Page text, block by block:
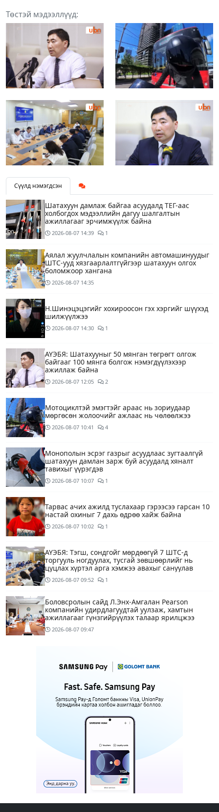
Төстэй мэдээллүүд:
Сүүлд нэмэгдсэн
Шатахуун дамлаж байгаа асуудалд ТЕГ-аас
холбогдох мэдээллийн дагуу шалгалтын
ажиллагааг эрчимжүүлж байна
2026-08-07 14:39 1
Аялал жуулчлалын компанийн автомашинуудыг
ШТС-ууд хязгаарлалтгүйгээр шатахуун олгох
боломжоор хангана
2026-08-07 14:35
Н.Шинэцэцэгийг хохироосон гэх хэргийг шүүхэд
шилжүүлжээ
2026-08-07 14:30 1
АҮЭБЯ: Шатахууныг 50 мянган төгрөгт олгож
байгааг 100 мянга болгож нэмэгдүүлэхээр
ажиллаж байна
2026-08-07 12:05 2
Мотоциклтэй эмэгтэйг араас нь зориудаар
мөргөсөн жолоочийг ажлаас нь чөлөөлжээ
2026-08-07 10:41 4
Монополын эсрэг газрыг асуудлаас зугтаалгүй
шатахуун дамлан зарж буй асуудалд хяналт
тавихыг үүрэгдэв
2026-08-07 10:07 1
Тарвас ачих ажилд туслахаар гэрээсээ гарсан 10
настай охиныг 7 дахь өдрөө хайж байна
2026-08-07 10:02 1
АҮЭБЯ: Тэгш, сондгойг мөрдөөгүй 7 ШТС-д
торгууль ногдуулах, тусгай зөвшөөрлийг нь
цуцлах хүртэл арга хэмжээ авахыг сануулав
2026-08-07 09:52 1
Боловсролын сайд Л.Энх-Амгалан Pearson
компанийн удирдлагуудтай уулзаж, хамтын
ажиллагааг гүнзгийрүүлэх талаар ярилцжээ
2026-08-07 09:47
Улаанбаатарт 29 хэм дулаан байна
2 цагийн өмнө
С.Амарсайхан: Дуусаагүй барилгад урьдчилсан
байдлаар зөвшөөрөл гэрчилгээ олгохгүй байхаар
зохион байгуулалт хий
МАРГААШ: Улаанбаатарт 29 хэм дулаан байна
13 цагийн өмнө
МИАТ ТӨХК “БОИНГ“ компанитай хамтын